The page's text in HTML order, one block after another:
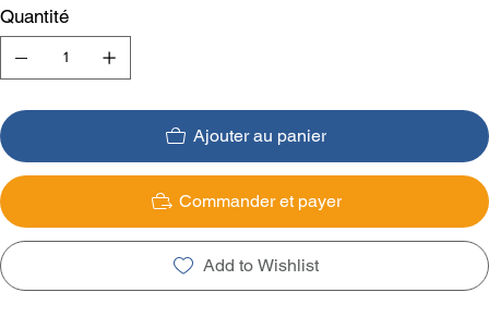
Quantité
Ajouter au panier
Commander et payer
Add to Wishlist